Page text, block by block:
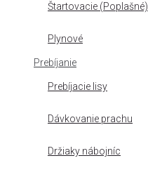
Štartovacie (Poplašné)
Plynové
Prebíjanie
Prebíjacie lisy
Dávkovanie prachu
Držiaky nábojníc